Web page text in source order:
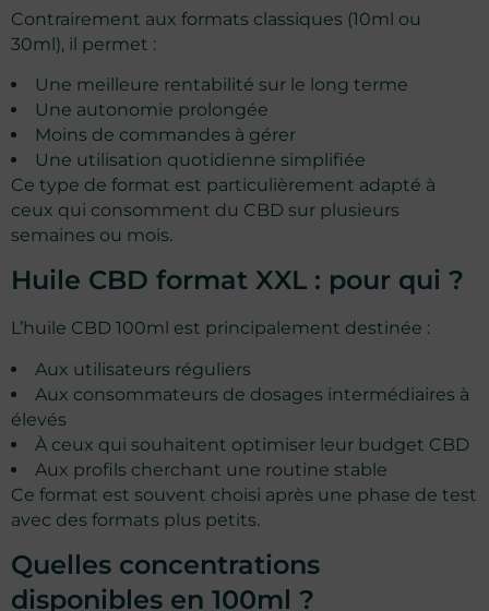
Contrairement aux formats classiques (10ml ou
30ml), il permet :
Une meilleure rentabilité sur le long terme
Une autonomie prolongée
Moins de commandes à gérer
Une utilisation quotidienne simplifiée
Ce type de format est particulièrement adapté à
ceux qui consomment du CBD sur plusieurs
semaines ou mois.
Huile CBD format XXL : pour qui ?
L’huile CBD 100ml est principalement destinée :
Aux utilisateurs réguliers
Aux consommateurs de dosages intermédiaires à
élevés
À ceux qui souhaitent optimiser leur budget CBD
Aux profils cherchant une routine stable
Ce format est souvent choisi après une phase de test
avec des formats plus petits.
Quelles concentrations
disponibles en 100ml ?